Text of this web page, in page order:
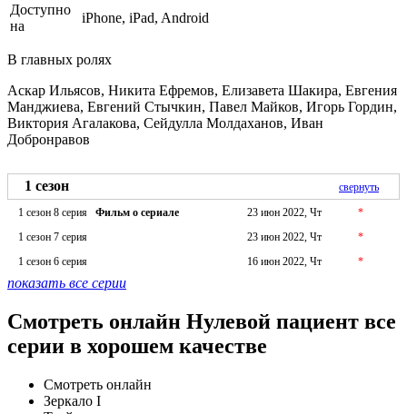
Доступно
на
iPhone, iPad, Android
В главных ролях
Аскар Ильясов, Никита Ефремов, Елизавета Шакира, Евгения
Манджиева, Евгений Стычкин, Павел Майков, Игорь Гордин,
Виктория Агалакова, Сейдулла Молдаханов, Иван
Добронравов
1 сезон
свернуть
1 сезон 8 серия
Фильм о сериале 23 июн 2022, Чт
*
1 сезон 7 серия
23 июн 2022, Чт
*
1 сезон 6 серия
16 июн 2022, Чт *
показать все серии
Смотреть онлайн Нулевой пациент все
серии в хорошем качестве
Смотреть онлайн
Зеркало I